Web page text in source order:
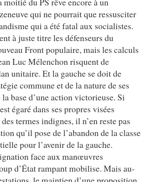
qui ne pourrait que ressusciter
qui a été fatal aux socialistes.
à juste titre les défenseurs du
Front populaire, mais les calculs
Luc Mélenchon risquent de
unitaire. Et la gauche se doit de
commune et de la nature de ses
base d’une action victorieuse. Si
égaré dans ses propres visées
termes indignes, il n’en reste pas
qu’il pose de l’abandon de la classe
pour l’avenir de la gauche.
face aux manœuvres
d’État rampant mobilise. Mais au-